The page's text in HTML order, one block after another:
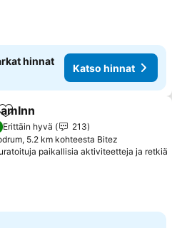
hinnat
Katso hinnat
Lisää suosikkeihin
Erittäin hyvä
213
5.2 km kohteesta Bitez
paikallisia aktiviteetteja ja retkiä